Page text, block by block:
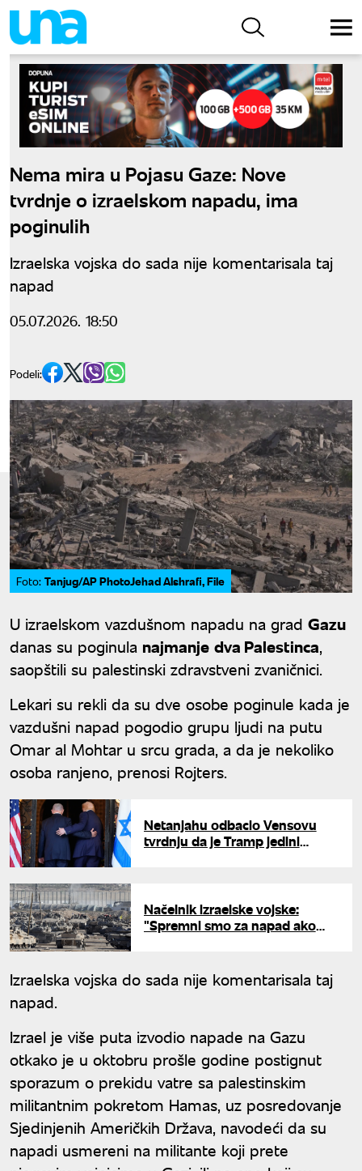
Nema mira u Pojasu Gaze: Nove
tvrdnje o izraelskom napadu, ima
poginulih
Izraelska vojska do sada nije komentarisala taj
napad
05.07.2026. 18:50
Podeli:
Foto: Tanjug/AP PhotoJehad Alshrafi, File
U izraelskom vazdušnom napadu na grad Gazu
danas su poginula najmanje dva Palestinca,
saopštili su palestinski zdravstveni zvaničnici.
Lekari su rekli da su dve osobe poginule kada je
vazdušni napad pogodio grupu ljudi na putu
Omar al Mohtar u srcu grada, a da je nekoliko
osoba ranjeno, prenosi Rojters.
Netanjahu odbacio Vensovu
tvrdnju da je Tramp jedini
Načelnik izraelske vojske:
"Spremni smo za napad ako
Izraelska vojska do sada nije komentarisala taj
napad.
Izrael je više puta izvodio napade na Gazu
otkako je u oktobru prošle godine postignut
sporazum o prekidu vatre sa palestinskim
militantnim pokretom Hamas, uz posredovanje
Sjedinjenih Američkih Država, navodeći da su
napadi usmereni na militante koji prete